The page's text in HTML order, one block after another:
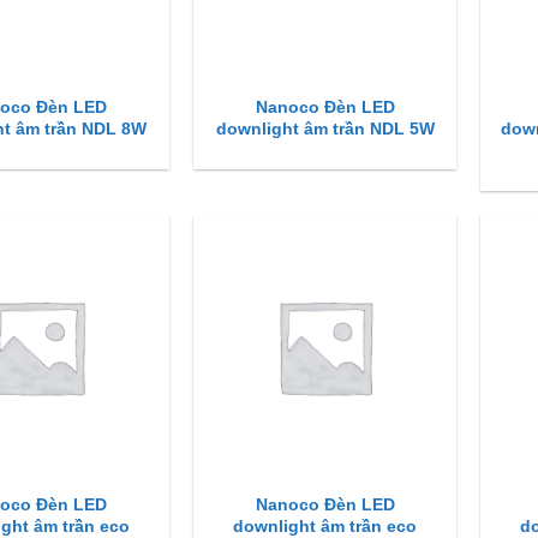
Đèn LED
âm trần NDL 8W
Nanoco Đèn LED
downlight âm trần NDL 5W
Đèn LED
âm trần eco
Nanoco Đèn LED
downlight âm trần eco